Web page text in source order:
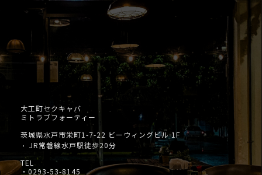
大工町セクキャバ
ミトラブフォーティー
茨城県水戸市栄町1-7-22 ビーウィングビル 1F
・ JR常磐線水戸駅徒歩20分
TEL
・ 0293-53-8145